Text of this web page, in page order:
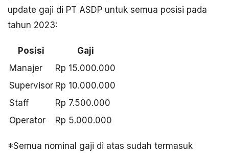
update gaji di PT ASDP untuk semua posisi pada
tahun 2023:
Posisi
Gaji
Manajer
Rp 15.000.000
Supervisor Rp 10.000.000
Staff
Rp 7.500.000
Operator
Rp 5.000.000
*Semua nominal gaji di atas sudah termasuk